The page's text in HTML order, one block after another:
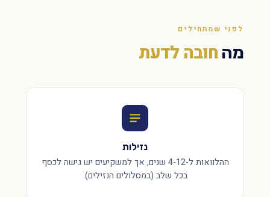
לפני שמתחילים
מה חובה לדעת
נזילות
ההלוואות ל-4-12 שנים, אך למשקיעים יש גישה לכסף
בכל שלב (במסלולים הנזילים).